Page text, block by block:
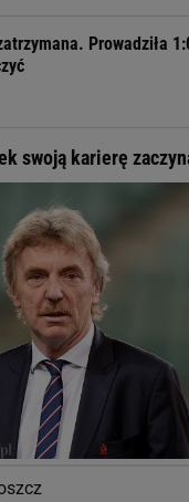
Prowadziła
swoją karierę